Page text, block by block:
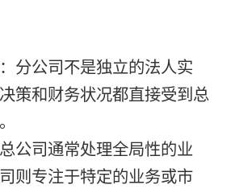
分公司不是独立的法人实
策和财务状况都直接受到总
公司通常处理全局性的业
则专注于特定的业务或市